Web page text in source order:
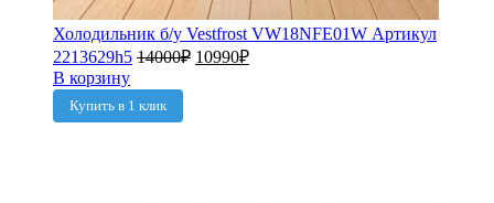
Холодильник б/у Vestfrost VW18NFE01W Артикул
2213629h5 14000₽ 10990₽
В корзину
Купить в 1 клик